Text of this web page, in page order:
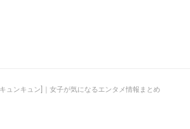
ュンキュン]｜女子が気になるエンタメ情報まとめ